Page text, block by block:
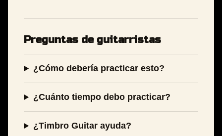
Preguntas de guitarristas
¿Cómo debería practicar esto?
¿Cuánto tiempo debo practicar?
¿Timbro Guitar ayuda?